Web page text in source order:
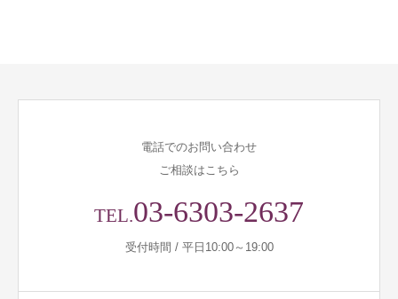
電話でのお問い合わせ
ご相談はこちら
TEL.03-6303-2637
受付時間 / 平日10:00～19:00